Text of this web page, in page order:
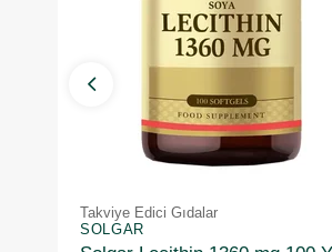
Takviye Edici Gıdalar
SOLGAR